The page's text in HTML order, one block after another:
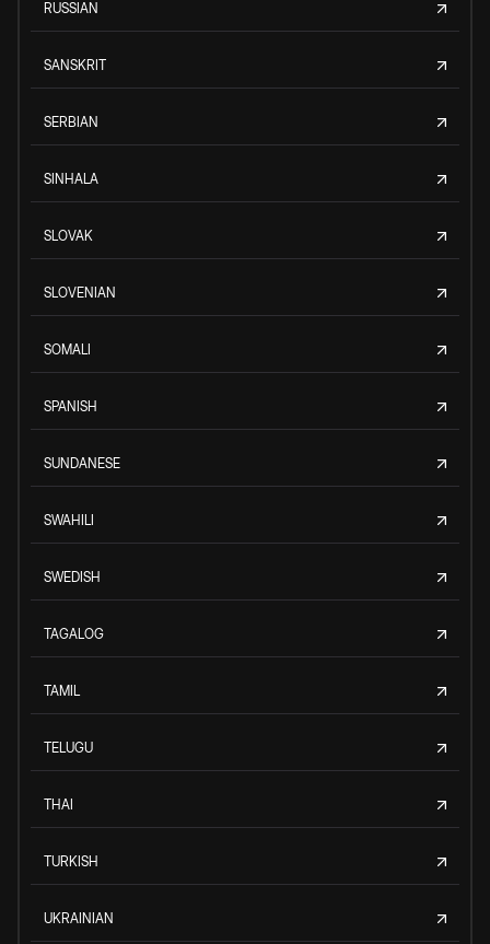
RUSSIAN
SANSKRIT
SERBIAN
SINHALA
SLOVAK
SLOVENIAN
SOMALI
SPANISH
SUNDANESE
SWAHILI
SWEDISH
TAGALOG
TAMIL
TELUGU
THAI
TURKISH
UKRAINIAN